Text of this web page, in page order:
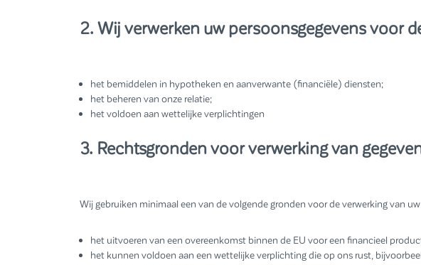
2. Wij verwerken uw persoonsgegevens voor
het bemiddelen in hypotheken en aanverwante (financiële) diensten;
het beheren van onze relatie;
het voldoen aan wettelijke verplichtingen
3. Rechtsgronden voor verwerking van
Wij gebruiken minimaal een van de volgende gronden voor de verwerking van
het uitvoeren van een overeenkomst binnen de EU voor een financieel
het kunnen voldoen aan een wettelijke verplichting die op ons rust,